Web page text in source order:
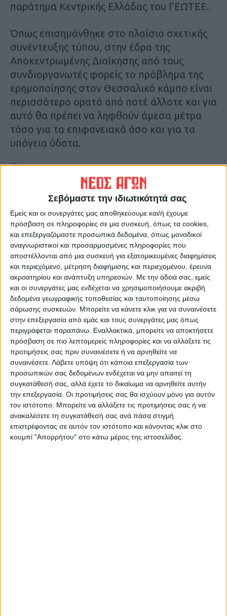
Σεβόμαστε την ιδιωτικότητά σας
Εμείς και οι συνεργάτες μας αποθηκεύουμε και/ή έχουμε
πρόσβαση σε πληροφορίες σε μια συσκευή, όπως τα cookies,
και επεξεργαζόμαστε προσωπικά δεδομένα, όπως μοναδικοί
αναγνωριστικοί και προσαρμοσμένες πληροφορίες που
αποστέλλονται από μια συσκευή για εξατομικευμένες διαφημίσεις
και περιεχόμενο, μέτρηση διαφήμισης και περιεχομένου, έρευνα
ακροατηρίου και ανάπτυξη υπηρεσιών. Με την άδειά σας, εμείς
και οι συνεργάτες μας ενδέχεται να χρησιμοποιήσουμε ακριβή
δεδομένα γεωγραφικής τοποθεσίας και ταυτοποίησης μέσω
σάρωσης συσκευών. Μπορείτε να κάνετε κλικ για να συναινέσετε
στην επεξεργασία από εμάς και τους συνεργάτες μας όπως
περιγράφεται παραπάνω. Εναλλακτικά, μπορείτε να αποκτήσετε
πρόσβαση σε πιο λεπτομερείς πληροφορίες και να αλλάξετε τις
προτιμήσεις σας πριν συναινέσετε ή να αρνηθείτε να
συναινέσετε. Λάβετε υπόψη ότι κάποια επεξεργασία των
προσωπικών σας δεδομένων ενδέχεται να μην απαιτεί τη
συγκατάθεσή σας, αλλά έχετε το δικαίωμα να αρνηθείτε αυτήν
την επεξεργασία. Οι προτιμήσεις σας θα ισχύουν μόνο για αυτόν
τον ιστότοπο. Μπορείτε να αλλάξετε τις προτιμήσεις σας ή να
ανακαλέσετε τη συγκατάθεσή σας ανά πάσα στιγμή
επιστρέφοντας σε αυτόν τον ιστότοπο και κάνοντας κλικ στο
κουμπί "Απορρήτου" στο κάτω μέρος της ιστοσελίδας.
παράτημα Κεντρικής Ελλάδας του ΓΕΩΤΕΕ.
Όπως επισημάνθηκε στο πλαίσιο σχετικής
συνέντευξης τύπου, στην έδρα της
Αποκεντρωμένης Διοίκησης από τους
συνδιοργανωτές φορείς το πρόβλημα της
ερημοποίησης στον Θεσσαλικό κάμπο είναι
περισσότερο ορατό από ποτέ άλλοτε και για
αυτό θα πρέπει να ληφθούν άμεσα μέτρα
τόσο για τα επιφανειακά όσο και για τα
υπόγεια ύδατα.
Οι ομιλητές
Ομιλητές στην ημερίδα ήταν οι :
Σπύρος Παπαγρηγορίου,Πρόεδρος και
Διευθύνων Σύμβουλος της μελετητικής
εταιρείας Enveco ΑΕ :
Πρόεδρος και Διευθύνων Σύμβουλος της
μελετητικής εταιρείας Enveco ΑΕ από το
1991. Πολιτικός μηχανικός ΕΜΠ, με
εξειδικεύσεις στην Διαχείριση Υδατικών
Πόρων (Diploma) στην μηχανική του
περιβάλλοντος (M.Sc) και στην οικονομία
περιβάλλοντος (M.Litt) στα πανεπιστήμια
Dundee και Aberdeen της Σκωτίας.